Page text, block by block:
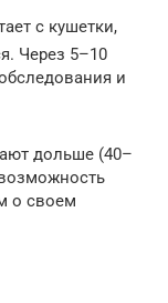
с кушетки,
Через 5–10
и
дольше (40–
о своем